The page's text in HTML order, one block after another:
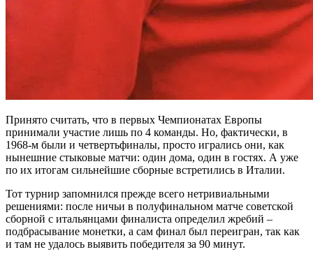
Принято считать, что в первых Чемпионатах Европы
принимали участие лишь по 4 команды. Но, фактически, в
1968-м были и четвертьфиналы, просто игрались они, как
нынешние стыковые матчи: один дома, один в гостях. А уже
по их итогам сильнейшие сборные встретились в Италии.
Тот турнир запомнился прежде всего нетривиальными
решениями: после ничьи в полуфинальном матче советской
сборной с итальянцами финалиста определил жребий –
подбрасывание монетки, а сам финал был переигран, так как
и там не удалось выявить победителя за 90 минут.